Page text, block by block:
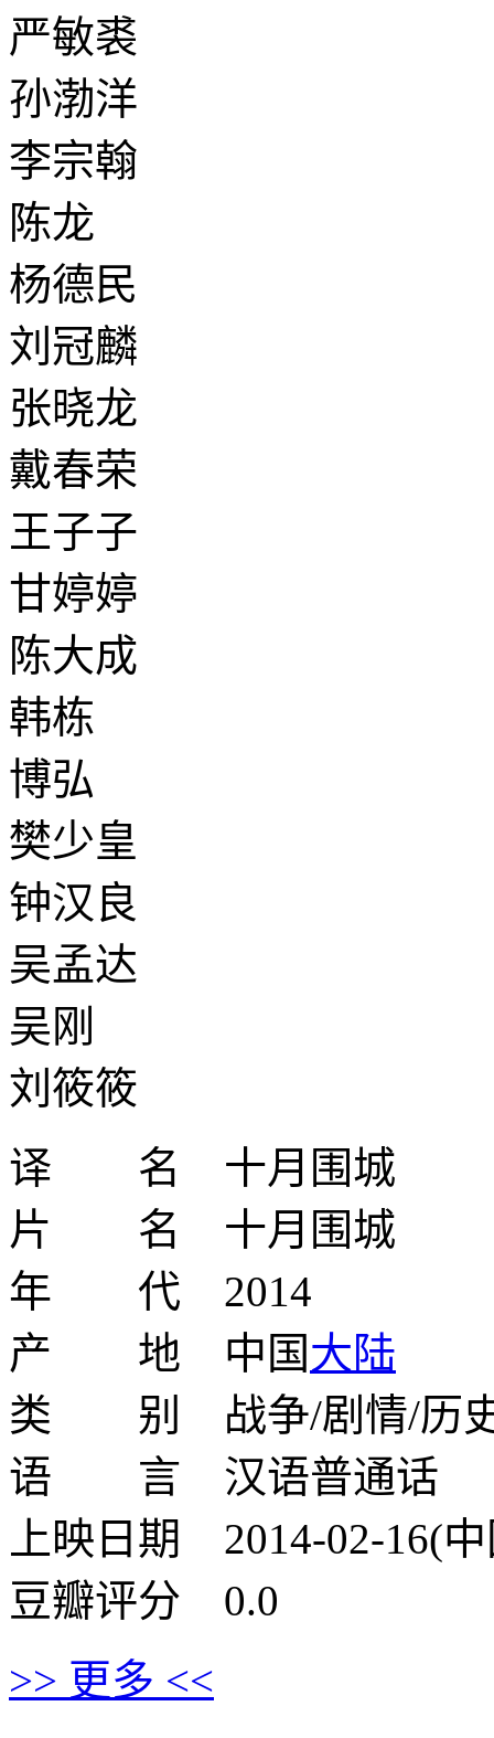
严敏裘
孙渤洋
李宗翰
陈龙
杨德民
刘冠麟
张晓龙
戴春荣
王子子
甘婷婷
陈大成
韩栋
博弘
樊少皇
钟汉良
吴孟达
吴刚
刘筱筱
译 名 十月围城
片 名 十月围城
年 代 2014
产 地 中国大陆
类 别 战争/剧情/历
语 言 汉语普通话
上映日期 2014-02-16(
豆瓣评分 0.0
>> 更多 <<